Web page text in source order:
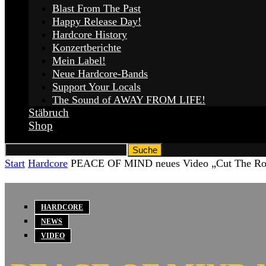
Blast From The Past
Happy Release Day!
Hardcore History
Konzertberichte
Mein Label!
Neue Hardcore-Bands
Support Your Locals
The Sound of AWAY FROM LIFE!
Stäbruch
Shop
Start Hardcore PEACE OF MIND neues Video „Cut The
HARDCORE
NEWS
VIDEO